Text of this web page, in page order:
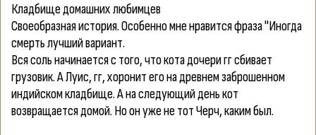
Кладбище домашних любимцев
Своеобразная история. Особенно мне нравится фраза "Иногда
смерть лучший вариант.
Вся соль начинается с того, что кота дочери гг сбивает
грузовик. А Луис, гг, хоронит его на древнем заброшенном
индийском кладбище. А на следующий день кот
возвращается домой. Но он уже не тот Черч, каким был.